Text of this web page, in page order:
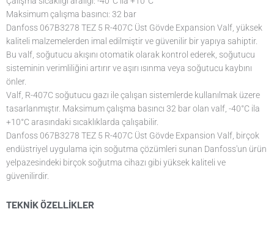
Maksimum çalışma basıncı: 32 bar
Danfoss 067B3278 TEZ 5 R-407C Üst Gövde Expansion Valf, yüksek
kaliteli malzemelerden imal edilmiştir ve güvenilir bir yapıya sahiptir.
Bu valf, soğutucu akışını otomatik olarak kontrol ederek, soğutucu
sisteminin verimliliğini artırır ve aşırı ısınma veya soğutucu kaybını
önler.
Valf, R-407C soğutucu gazı ile çalışan sistemlerde kullanılmak üzere
tasarlanmıştır. Maksimum çalışma basıncı 32 bar olan valf, -40°C ila
+10°C arasındaki sıcaklıklarda çalışabilir.
Danfoss 067B3278 TEZ 5 R-407C Üst Gövde Expansion Valf, birçok
endüstriyel uygulama için soğutma çözümleri sunan Danfoss'un ürün
yelpazesindeki birçok soğutma cihazı gibi yüksek kaliteli ve
güvenilirdir.
TEKNIK ÖZELLIKLER